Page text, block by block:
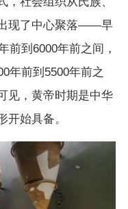
现了中心聚落——早
前到6000年前之间，
年前到5500年前之
见，黄帝时期是中华
形开始具备。